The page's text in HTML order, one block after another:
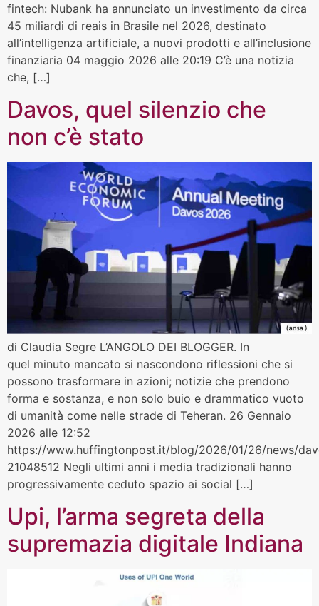
fintech: Nubank ha annunciato un investimento da circa
45 miliardi di reais in Brasile nel 2026, destinato
all’intelligenza artificiale, a nuovi prodotti e all’inclusione
finanziaria 04 maggio 2026 alle 20:19 C’è una notizia
che, […]
Davos, quel silenzio che
non c’è stato
di Claudia Segre L’ANGOLO DEI BLOGGER. In
quel minuto mancato si nascondono riflessioni che si
possono trasformare in azioni; notizie che prendono
forma e sostanza, e non solo buio e drammatico vuoto
di umanità come nelle strade di Teheran. 26 Gennaio
2026 alle 12:52
https://www.huffingtonpost.it/blog/2026/01/26/news/
21048512 Negli ultimi anni i media tradizionali hanno
progressivamente ceduto spazio ai social […]
Upi, l’arma segreta della
supremazia digitale Indiana